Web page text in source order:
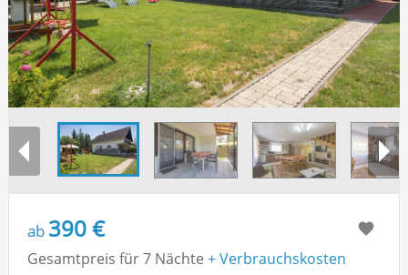
ab 390 €
Gesamtpreis für 7 Nächte + Verbrauchskosten